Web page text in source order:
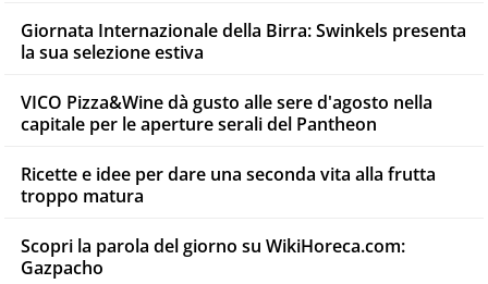
Giornata Internazionale della Birra: Swinkels presenta
la sua selezione estiva
VICO Pizza&Wine dà gusto alle sere d'agosto nella
capitale per le aperture serali del Pantheon
Ricette e idee per dare una seconda vita alla frutta
troppo matura
Scopri la parola del giorno su WikiHoreca.com:
Gazpacho